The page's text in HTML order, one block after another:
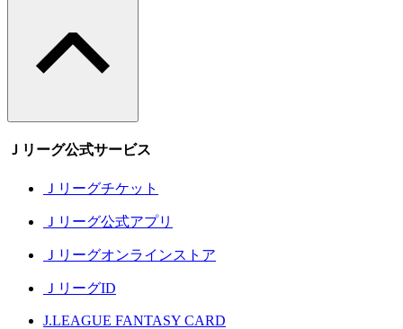
Ｊリーグ公式サービス
Ｊリーグチケット
Ｊリーグ公式アプリ
Ｊリーグオンラインストア
ＪリーグID
J.LEAGUE FANTASY CARD